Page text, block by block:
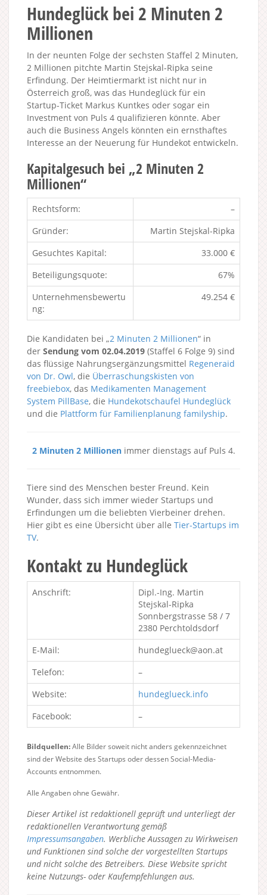
Hundeglück bei 2 Minuten 2
Millionen
In der neunten Folge der sechsten Staffel 2 Minuten,
2 Millionen pitchte Martin Stejskal-Ripka seine
Erfindung. Der Heimtiermarkt ist nicht nur in
Österreich groß, was das Hundeglück für ein
Startup-Ticket Markus Kuntkes oder sogar ein
Investment von Puls 4 qualifizieren könnte. Aber
auch die Business Angels könnten ein ernsthaftes
Interesse an der Neuerung für Hundekot entwickeln.
Kapitalgesuch bei „2 Minuten 2
Millionen“
Rechtsform:
–
Gründer:
Martin Stejskal-Ripka
Gesuchtes Kapital:
33.000 €
Beteiligungsquote:
67%
Unternehmensbewertu
ng:
49.254 €
Die Kandidaten bei „2 Minuten 2 Millionen“ in
der Sendung vom 02.04.2019 (Staffel 6 Folge 9) sind
das flüssige Nahrungsergänzungsmittel Regeneraid
von Dr. Owl, die Überraschungskisten von
freebiebox, das Medikamenten Management
System PillBase, die Hundekotschaufel Hundeglück
und die Plattform für Familienplanung familyship.
2 Minuten 2 Millionenimmer dienstags auf Puls 4.
Tiere sind des Menschen bester Freund. Kein
Wunder, dass sich immer wieder Startups und
Erfindungen um die beliebten Vierbeiner drehen.
Hier gibt es eine Übersicht über alle Tier-Startups im
TV.
Kontakt zu Hundeglück
Anschrift:
Dipl.-Ing. Martin
Stejskal-Ripka
Sonnbergstrasse 58 / 7
2380 Perchtoldsdorf
E-Mail:
hundeglueck@aon.at
Telefon:
–
Website:
hundeglueck.info
Facebook:
–
Bildquellen:Alle Bilder soweit nicht anders gekennzeichnet
sind der Website des Startups oder dessen Social-Media-
Accounts entnommen.
Alle Angaben ohne Gewähr.
Dieser Artikel ist redaktionell geprüft und unterliegt der
redaktionellen Verantwortung gemäß
Impressumsangaben. Werbliche Aussagen zu Wirkweisen
und Funktionen sind solche der vorgestellten Startups
und nicht solche des Betreibers. Diese Website spricht
keine Nutzungs- oder Kaufempfehlungen aus.